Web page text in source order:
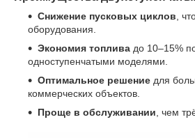
Снижение пусковых циклов ,
оборудования.
Экономия топлива до 10–15%
одноступенчатыми моделями.
Оптимальное решение для
коммерческих объектов.
Проще в обслуживании , чем